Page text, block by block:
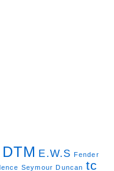
DTM E.W.S
Fender
Seymour Duncan tc